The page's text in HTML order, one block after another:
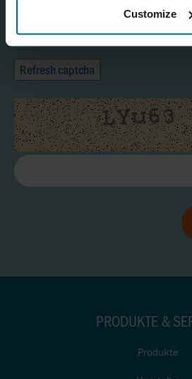
Customize
Ja, ich bin mit der Verarbeitung
beschrieben einverstanden.
Refresh captcha
PRODUKTE &
Produkte